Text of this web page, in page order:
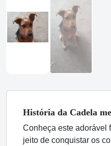
História da Cadela
Conheça este adorável
jeito de conquistar os